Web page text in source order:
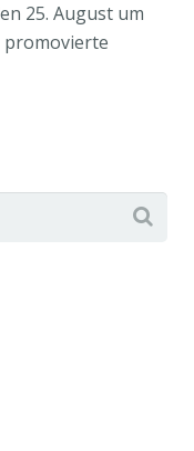
25. August um
promovierte